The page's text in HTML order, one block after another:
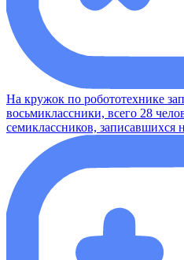
На кружок по робототехнике
восьмиклассники, всего 28
семиклассников, записавшихся